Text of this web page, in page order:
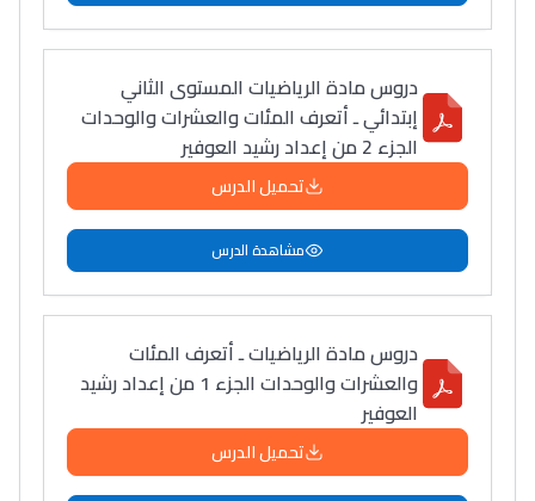
دروس مادة الرياضيات المستوى الثاني
إبتدائي ـ أتعرف المئات والعشرات والوحدات
الجزء 2 من إعداد رشيد العوفير
تحميل الدرس
مشاهدة الدرس
دروس مادة الرياضيات ـ أتعرف المئات
والعشرات والوحدات الجزء 1 من إعداد رشيد
العوفير
تحميل الدرس